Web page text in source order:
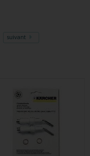
suivant